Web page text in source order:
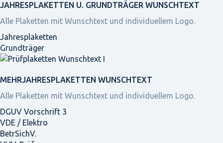
JAHRES­PLAKETTEN U. GRUNDTRÄGER WUNSCHTEXT
Alle Plaketten mit Wunschtext und individuellem Logo.
Jahresplaketten
Grundträger
MEHRJAHRES­PLAKETTEN WUNSCHTEXT
Alle Plaketten mit Wunschtext und individuellem Logo.
DGUV Vorschrift 3
VDE / Elektro
BetrSichV.